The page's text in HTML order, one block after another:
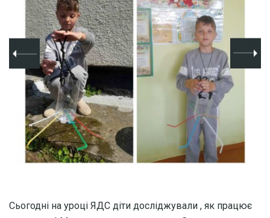
Сьогодні на уроці ЯДС діти досліджували , як працює